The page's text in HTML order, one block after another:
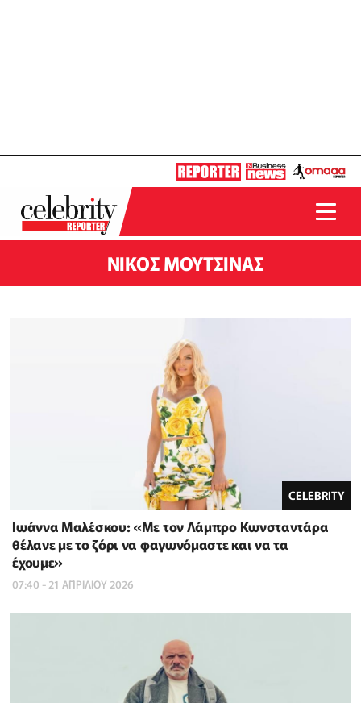
ΝΙΚΟΣ ΜΟΥΤΣΙΝΑΣ
CELEBRITY
Ιωάννα Μαλέσκου: «Με τον Λάμπρο Κωνσταντάρα
θέλανε με το ζόρι να φαγωνόμαστε και να τα
έχουμε»
07:40 - 21 ΑΠΡΙΛΙΟΥ 2026